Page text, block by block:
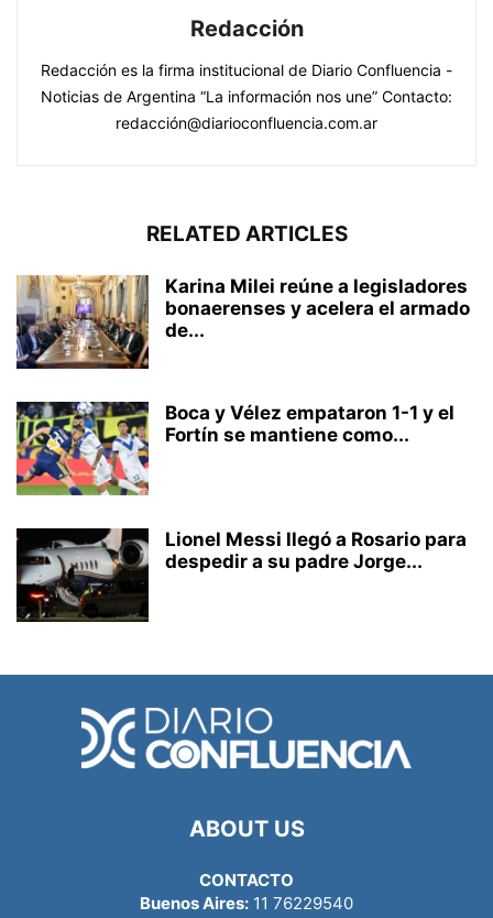
Redacción
Redacción es la firma institucional de Diario Confluencia -
Noticias de Argentina “La información nos une” Contacto:
redacción@diarioconfluencia.com.ar
RELATED ARTICLES
Karina Milei reúne a legisladores
bonaerenses y acelera el armado
de...
Boca y Vélez empataron 1-1 y el
Fortín se mantiene como...
Lionel Messi llegó a Rosario para
despedir a su padre Jorge...
ABOUT US
CONTACTO
Buenos Aires: 11 76229540